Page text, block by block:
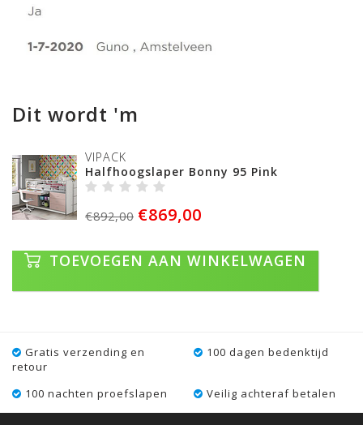
Dit wordt 'm
VIPACK
Halfhoogslaper Bonny 95 Pink
€892,00 €869,00
TOEVOEGEN AAN WINKELWAGEN
Gratis verzending en
retour
100 dagen bedenktijd
100 nachten proefslapen Veilig achteraf betalen